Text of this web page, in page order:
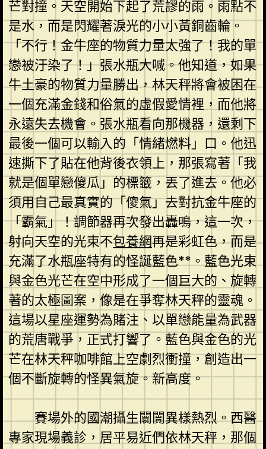
芒對撞。天空開始下起了荒謬的雨。雨點不
是水，而是閃耀著淚光的小小黃銅齒輪。
「不行！金牛座的物質力量太強了！我的單
戀被汙染了！」張水瓶大喊。他知道，如果
牛土豪的物質力量勝出，林天秤將會被困在
一個充滿金錢和俗氣的虛假愛情裡，而他將
永遠失去機會。張水瓶看向那機器，還剩下
最後一個可以輸入的「情緒燃料」口。他迅
速撕下了貼在他背後衣領上，那張寫著「我
就是個單戀傻瓜」的標籤，丟了進去。他必
須用自己最真實的「傻氣」去對抗金牛座的
「霸氣」！調節器再次發出轟鳴，這一次，
射向天空的光束不包養網再是彩虹色，而是
充滿了水瓶座特有的怪誕藍色**。藍色光束
與金色光芒在空中形成了一個巨大的、旋轉
著的太極圖案，像是在爭奪林天秤的靈魂。
這場以星座運勢為賭注、以單戀能量為武器
的荒唐戰爭，正式打響了。藍色與金色的光
芒在林天秤咖啡館上空劇烈衝撞，創造出一
個不斷旋轉的怪異氣旋。新高度。
賽場外的國潮攝生闤闠異樣熱烈。西醫
專家現場義診，居平易近們依林天秤，那個